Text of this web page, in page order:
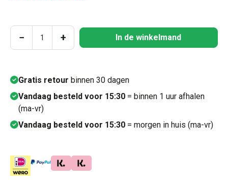
Producthoeveelheid: Voer de gewenste
− + In de winkelmand
Gratis retour binnen 30 dagen
Vandaag besteld voor 15:30 = binnen 1 uur afhalen
(ma-vr)
Vandaag besteld voor 15:30 = morgen in huis (ma-vr)